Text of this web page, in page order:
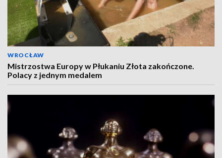
WROCŁAW
Mistrzostwa Europy w Płukaniu Złota zakończone.
Polacy z jednym medalem